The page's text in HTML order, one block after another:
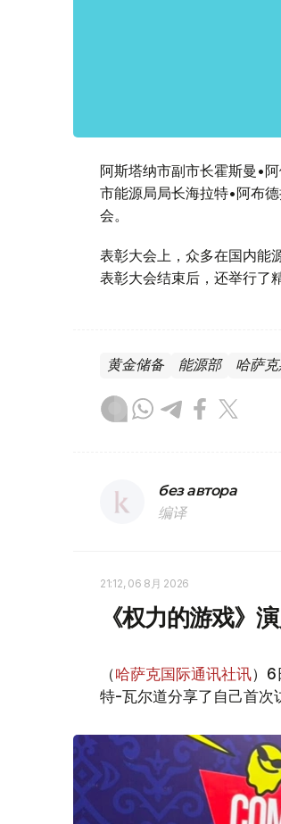
阿斯塔纳市副市长霍斯曼•
市能源局局长海拉特•阿布
会。
表彰大会上，众多在国内能
表彰大会结束后，还举行了
黄金储备 能源部 哈萨
без автора
编译
21:12, 06 8月 2026
《权力的游戏》
（哈萨克国际通讯社讯）6
特-瓦尔道分享了自己首次